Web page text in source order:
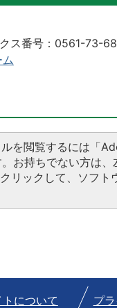
ス番号：0561-73-
を閲覧するには「
。お持ちでない方は
リックして、ソフ
について プ